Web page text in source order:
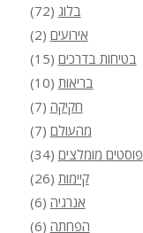
בלוג (72)
אירועים (2)
בטיחות בדרכים (15)
בריאות (10)
חקיקה (7)
מהעולם (7)
פוסטים מומלצים (34)
קיימות (26)
אנרגיה (6)
הפחתה (6)